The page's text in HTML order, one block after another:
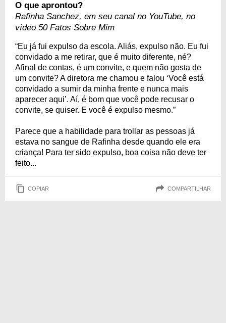
O que aprontou?
Rafinha Sanchez, em seu canal no YouTube, no
vídeo 50 Fatos Sobre Mim
“Eu já fui expulso da escola. Aliás, expulso não. Eu fui
convidado a me retirar, que é muito diferente, né?
Afinal de contas, é um convite, e quem não gosta de
um convite? A diretora me chamou e falou ‘Você está
convidado a sumir da minha frente e nunca mais
aparecer aqui’. Aí, é bom que você pode recusar o
convite, se quiser. E você é expulso mesmo.”
Parece que a habilidade para trollar as pessoas já
estava no sangue de Rafinha desde quando ele era
criança! Para ter sido expulso, boa coisa não deve ter
feito...
COPIAR COMPARTILHAR